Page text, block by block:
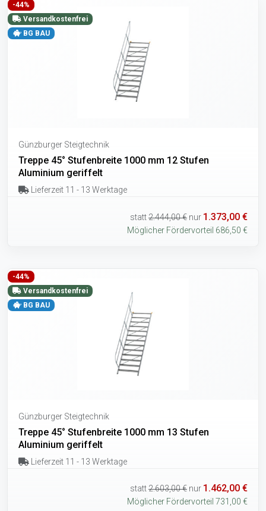
-44%
Versandkostenfrei
BG BAU
Günzburger Steigtechnik
Treppe 45° Stufenbreite 1000 mm 12 Stufen
Aluminium geriffelt
Lieferzeit 11 - 13 Werktage
statt2.444,00 € nur 1.373,00 €
Möglicher Fördervorteil 686,50 €
-44%
Versandkostenfrei
BG BAU
Günzburger Steigtechnik
Treppe 45° Stufenbreite 1000 mm 13 Stufen
Aluminium geriffelt
Lieferzeit 11 - 13 Werktage
statt2.603,00 € nur 1.462,00 €
Möglicher Fördervorteil 731,00 €